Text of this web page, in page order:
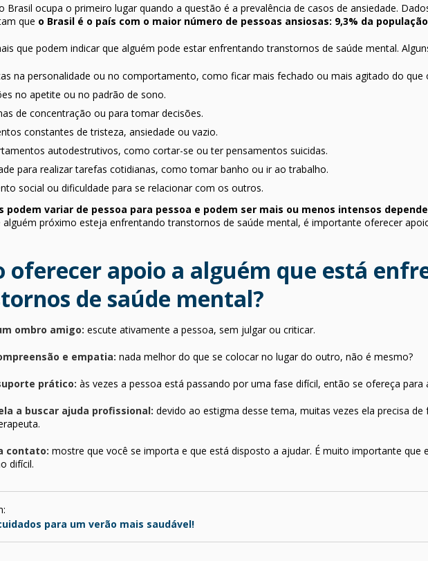
Brasil ocupa o primeiro lugar quando a questão é a prevalência de casos de ansiedade.
que o Brasil é o país com o maior número de pessoas ansiosas: 9,3% da
que podem indicar que alguém pode estar enfrentando transtornos de saúde mental.
na personalidade ou no comportamento, como ficar mais fechado ou mais agitado do que
no apetite ou no padrão de sono.
de concentração ou para tomar decisões.
constantes de tristeza, ansiedade ou vazio.
autodestrutivos, como cortar-se ou ter pensamentos suicidas.
para realizar tarefas cotidianas, como tomar banho ou ir ao trabalho.
social ou dificuldade para se relacionar com os outros.
podem variar de pessoa para pessoa e podem ser mais ou menos intensos
alguém próximo esteja enfrentando transtornos de saúde mental, é importante oferecer
oferecer apoio a alguém que está
de saúde mental?
ombro amigo: escute ativamente a pessoa, sem julgar ou criticar.
e empatia: nada melhor do que se colocar no lugar do outro, não é mesmo?
prático: às vezes a pessoa está passando por uma fase difícil, então se ofereça para
a buscar ajuda profissional: devido ao estigma desse tema, muitas vezes ela precisa
contato: mostre que você se importa e que está disposto a ajudar. É muito importante que
difícil.
para um verão mais saudável!